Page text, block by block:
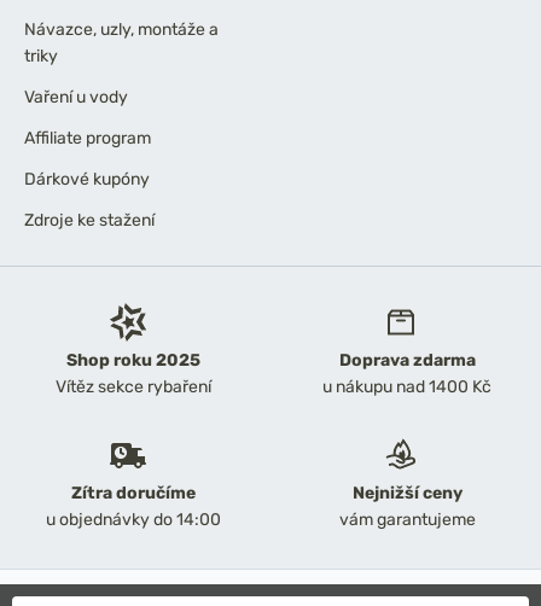
Shop roku 2025
Vítěz sekce rybaření
Doprava zdarma
u nákupu nad 1400 Kč
Zítra doručíme
u objednávky do 14:00
Nejnižší ceny
vám garantujeme
Návazce, uzly, montáže a
triky
Vaření u vody
Affiliate program
Dárkové kupóny
Zdroje ke stažení